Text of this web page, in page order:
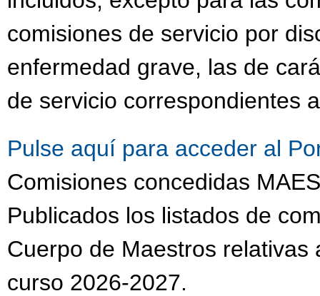
comisiones de servicio por
enfermedad grave, las de
de servicio correspondientes
Pulse aquí para acceder al
Comisiones concedidas
Publicados los listados de
Cuerpo de Maestros
curso 2026-2027.